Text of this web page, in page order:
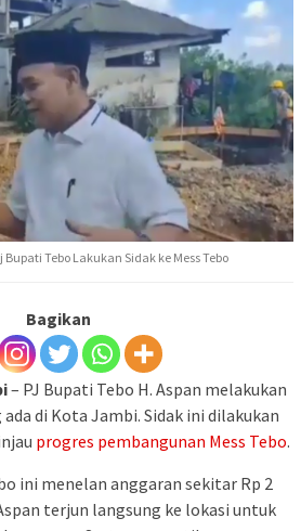
Tebo Lakukan Sidak ke Mess Tebo
Bagikan
– PJ Bupati Tebo H. Aspan melakukan
ada di Kota Jambi. Sidak ini dilakukan
progres pembangunan Mess Tebo.
ini menelan anggaran sekitar Rp 2
terjun langsung ke lokasi untuk